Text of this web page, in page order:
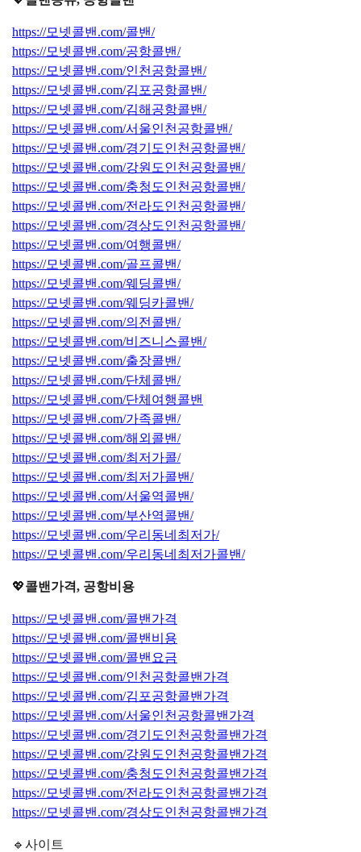
https://모넷콜밴.com/콜밴/
https://모넷콜밴.com/공항콜밴/
https://모넷콜밴.com/인천공항콜밴/
https://모넷콜밴.com/김포공항콜밴/
https://모넷콜밴.com/김해공항콜밴/
https://모넷콜밴.com/서울인천공항콜밴/
https://모넷콜밴.com/경기도인천공항콜밴/
https://모넷콜밴.com/강원도인천공항콜밴/
https://모넷콜밴.com/충청도인천공항콜밴/
https://모넷콜밴.com/전라도인천공항콜밴/
https://모넷콜밴.com/경상도인천공항콜밴/
https://모넷콜밴.com/여행콜밴/
https://모넷콜밴.com/골프콜밴/
https://모넷콜밴.com/웨딩콜밴/
https://모넷콜밴.com/웨딩카콜밴/
https://모넷콜밴.com/의전콜밴/
https://모넷콜밴.com/비즈니스콜밴/
https://모넷콜밴.com/출장콜밴/
https://모넷콜밴.com/단체콜밴/
https://모넷콜밴.com/단체여행콜밴
https://모넷콜밴.com/가족콜밴/
https://모넷콜밴.com/해외콜밴/
https://모넷콜밴.com/최저가콜/
https://모넷콜밴.com/최저가콜밴/
https://모넷콜밴.com/서울역콜밴/
https://모넷콜밴.com/부산역콜밴/
https://모넷콜밴.com/우리동네최저가/
https://모넷콜밴.com/우리동네최저가콜밴/
💖콜밴가격, 공항비용
https://모넷콜밴.com/콜밴가격
https://모넷콜밴.com/콜밴비용
https://모넷콜밴.com/콜밴요금
https://모넷콜밴.com/인천공항콜밴가격
https://모넷콜밴.com/김포공항콜밴가격
https://모넷콜밴.com/서울인천공항콜밴가격
https://모넷콜밴.com/경기도인천공항콜밴가격
https://모넷콜밴.com/강원도인천공항콜밴가격
https://모넷콜밴.com/충청도인천공항콜밴가격
https://모넷콜밴.com/전라도인천공항콜밴가격
https://모넷콜밴.com/경상도인천공항콜밴가격
🔹사이트